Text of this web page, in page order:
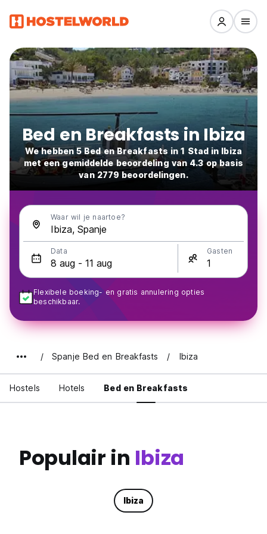
Bed en Breakfasts in Ibiza
We hebben 5 Bed en Breakfasts in 1 Stad in Ibiza
met een gemiddelde beoordeling van 4.3 op basis
van 2779 beoordelingen.
Waar wil je naartoe?
Data Gasten
Flexibele boeking- en gratis annulering opties
beschikbaar.
Spanje Bed en Breakfasts Ibiza
Hostels Hotels Bed en Breakfasts
Populair in Ibiza
Ibiza